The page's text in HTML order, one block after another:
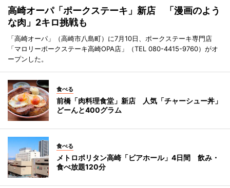
高崎オーパ「ポークステーキ」新店 「漫画のよう
な肉」2キロ挑戦も
「高崎オーパ」（高崎市八島町）に7月10日、ポークステーキ専門店
「マロリーポークステーキ高崎OPA店」（TEL 080-4415-9760）がオ
ープンした。
食べる
前橋「肉料理食堂」新店 人気「チャーシュー丼」
どーんと400グラム
食べる
メトロポリタン高崎「ビアホール」4日間 飲み・
食べ放題120分